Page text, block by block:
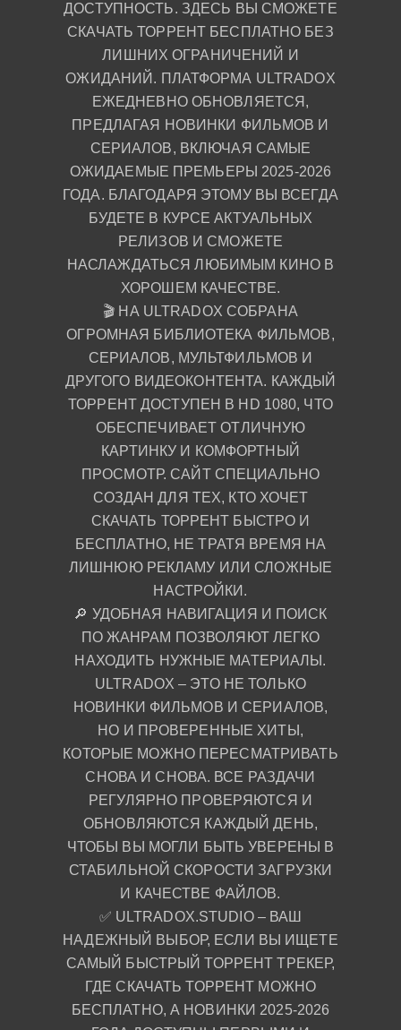
ДОСТУПНОСТЬ. ЗДЕСЬ ВЫ СМОЖЕТЕ
СКАЧАТЬ ТОРРЕНТ БЕСПЛАТНО БЕЗ
ЛИШНИХ ОГРАНИЧЕНИЙ И
ОЖИДАНИЙ. ПЛАТФОРМА ULTRADOX
ЕЖЕДНЕВНО ОБНОВЛЯЕТСЯ,
ПРЕДЛАГАЯ НОВИНКИ ФИЛЬМОВ И
СЕРИАЛОВ, ВКЛЮЧАЯ САМЫЕ
ОЖИДАЕМЫЕ ПРЕМЬЕРЫ 2025-2026
ГОДА. БЛАГОДАРЯ ЭТОМУ ВЫ ВСЕГДА
БУДЕТЕ В КУРСЕ АКТУАЛЬНЫХ
РЕЛИЗОВ И СМОЖЕТЕ
НАСЛАЖДАТЬСЯ ЛЮБИМЫМ КИНО В
ХОРОШЕМ КАЧЕСТВЕ.
🎬 НА ULTRADOX СОБРАНА
ОГРОМНАЯ БИБЛИОТЕКА ФИЛЬМОВ,
СЕРИАЛОВ, МУЛЬТФИЛЬМОВ И
ДРУГОГО ВИДЕОКОНТЕНТА. КАЖДЫЙ
ТОРРЕНТ ДОСТУПЕН В HD 1080, ЧТО
ОБЕСПЕЧИВАЕТ ОТЛИЧНУЮ
КАРТИНКУ И КОМФОРТНЫЙ
ПРОСМОТР. САЙТ СПЕЦИАЛЬНО
СОЗДАН ДЛЯ ТЕХ, КТО ХОЧЕТ
СКАЧАТЬ ТОРРЕНТ БЫСТРО И
БЕСПЛАТНО, НЕ ТРАТЯ ВРЕМЯ НА
ЛИШНЮЮ РЕКЛАМУ ИЛИ СЛОЖНЫЕ
НАСТРОЙКИ.
🔎 УДОБНАЯ НАВИГАЦИЯ И ПОИСК
ПО ЖАНРАМ ПОЗВОЛЯЮТ ЛЕГКО
НАХОДИТЬ НУЖНЫЕ МАТЕРИАЛЫ.
ULTRADOX – ЭТО НЕ ТОЛЬКО
НОВИНКИ ФИЛЬМОВ И СЕРИАЛОВ,
НО И ПРОВЕРЕННЫЕ ХИТЫ,
КОТОРЫЕ МОЖНО ПЕРЕСМАТРИВАТЬ
СНОВА И СНОВА. ВСЕ РАЗДАЧИ
РЕГУЛЯРНО ПРОВЕРЯЮТСЯ И
ОБНОВЛЯЮТСЯ КАЖДЫЙ ДЕНЬ,
ЧТОБЫ ВЫ МОГЛИ БЫТЬ УВЕРЕНЫ В
СТАБИЛЬНОЙ СКОРОСТИ ЗАГРУЗКИ
И КАЧЕСТВЕ ФАЙЛОВ.
✅ ULTRADOX.STUDIO – ВАШ
НАДЕЖНЫЙ ВЫБОР, ЕСЛИ ВЫ ИЩЕТЕ
САМЫЙ БЫСТРЫЙ ТОРРЕНТ ТРЕКЕР,
ГДЕ СКАЧАТЬ ТОРРЕНТ МОЖНО
БЕСПЛАТНО, А НОВИНКИ 2025-2026